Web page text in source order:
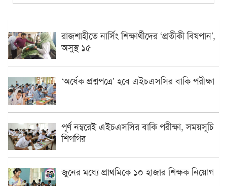
রাজশাহীতে নার্সিং শিক্ষার্থীদের ‘প্রতীকী বিষপান’,
অসুস্থ ১৫
‘অর্ধেক প্রশ্নপত্রে’ হবে এইচএসসির বাকি পরীক্ষা
পূর্ণ নম্বরেই এইচএসসির বাকি পরীক্ষা, সময়সূচি
শিগগির
জুনের মধ্যে প্রাথমিকে ১০ হাজার শিক্ষক নিয়োগ